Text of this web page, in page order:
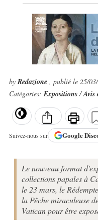
byRedazione , publié le 25/
Catégories:Expositions/Avis
Suivez-nous sur Google
Le nouveau format
collections papales à
le 23 mars, le
la Pêche miraculeuse
Vatican pour être